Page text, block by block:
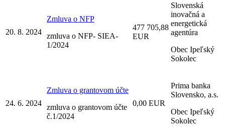
20. 8. 2024
Zmluva o NFP
zmluva o NFP- SIEA-
1/2024
477 705,88
EUR
Slovenská
inovačná a
energetická
agentúra
Obec Ipeľský
Sokolec
24. 6. 2024
Zmluva o grantovom účte
zmluva o grantovom účte
č.1/2024
0,00 EUR
Prima banka
Slovensko, a.s.
Obec Ipeľský
Sokolec